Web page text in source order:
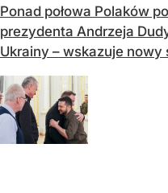
Ponad połowa Polaków
prezydenta Andrzeja
Ukrainy – wskazuje nowy